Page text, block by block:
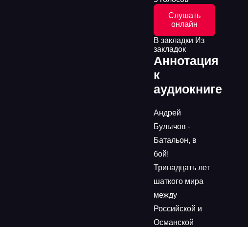
Слушать
онлайн
В закладки Из
закладок
Аннотация
к
аудиокниге
Андрей
Булычов -
Батальон, в
бой!
Тринадцать лет
шаткого мира
между
Российской и
Османской